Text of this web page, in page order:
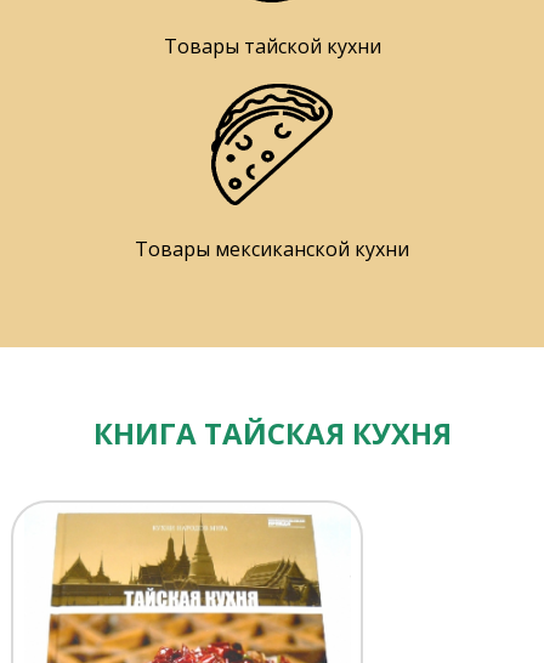
Товары тайской кухни
Товары мексиканской кухни
КНИГА ТАЙСКАЯ КУХНЯ